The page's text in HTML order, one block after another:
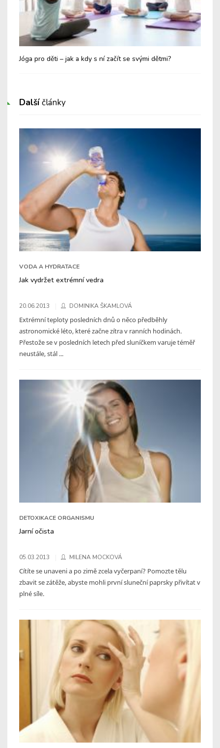
Jóga pro děti – jak a kdy s ní začít se svými dětmi?
Dalšíčlánky
VODA A HYDRATACE
Jak vydržet extrémní vedra
20.06.2013 DOMINIKA ŠKAMLOVÁ
Extrémní teploty posledních dnů o něco předběhly
astronomické léto, které začne zítra v ranních hodinách.
Přestože se v posledních letech před sluníčkem varuje téměř
neustále, stál ...
DETOXIKACE ORGANISMU
Jarní očista
05.03.2013 MILENA MOCKOVÁ
Cítíte se unaveni a po zimě zcela vyčerpaní? Pomozte tělu
zbavit se zátěže, abyste mohli první sluneční paprsky přivítat v
plné síle.